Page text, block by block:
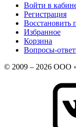
Войти в
Регистрация
Восстановить
Избранное
Корзина
Вопросы-
© 2009 – 2026 ООО